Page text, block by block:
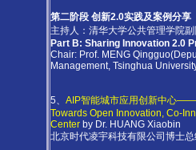
第二阶段 创新2.0实践及案例分享
主持人：清华大学公共管理学院
Part B: Sharing Innovation 2.0
Chair: Prof. MENG
Management, Tsinghua
5、 AIP智能城市应用创新中心——
Towards Open Innovation, Co-
Centerby Dr. HUANG Xiaobin
北京时代凌宇科技有限公司博士